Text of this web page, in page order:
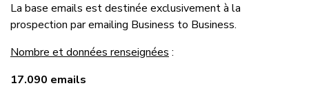
La base emails est destinée exclusivement à la
prospection par emailing Business to Business.
Nombre et données renseignées :
17.090 emails